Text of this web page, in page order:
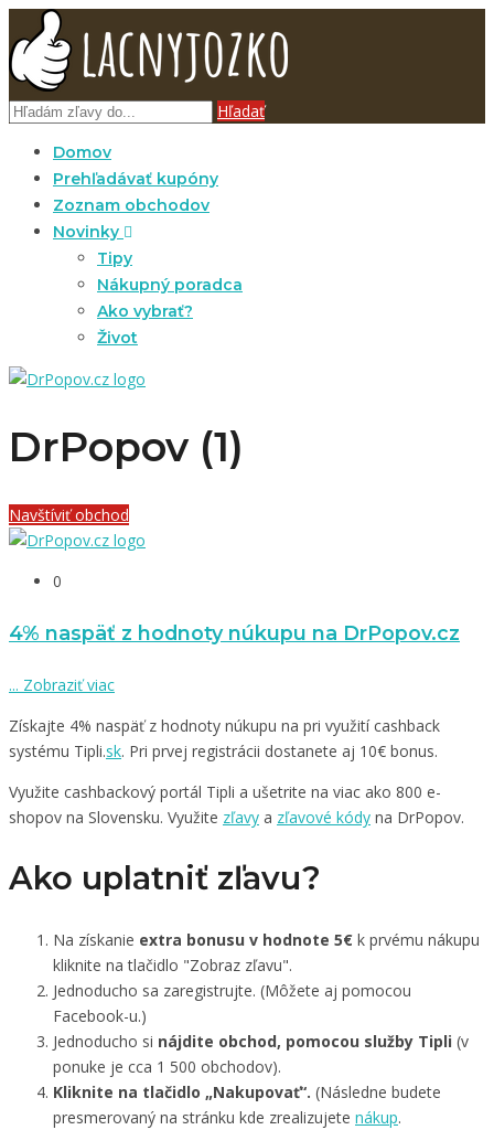
Hľadať
Domov
Prehľadávať kupóny
Zoznam obchodov
Novinky
Tipy
Nákupný poradca
Ako vybrať?
Život
DrPopov (1)
Navštíviť obchod
0
4% naspäť z hodnoty núkupu na DrPopov.cz
... Zobraziť viac
Získajte 4% naspäť z hodnoty núkupu na pri využití cashback
systému Tipli.sk. Pri prvej registrácii dostanete aj 10€ bonus.
Využite cashbackový portál Tipli a ušetrite na viac ako 800 e-
shopov na Slovensku. Využite zľavy a zľavové kódy na DrPopov.
Ako uplatniť zľavu?
Na získanie extra bonusu v hodnote 5€ k prvému nákupu
kliknite na tlačidlo "Zobraz zľavu".
Jednoducho sa zaregistrujte. (Môžete aj pomocou
Facebook-u.)
Jednoducho si nájdite obchod, pomocou služby Tipli (v
ponuke je cca 1 500 obchodov).
Kliknite na tlačidlo „Nakupovať“. (Následne budete
presmerovaný na stránku kde zrealizujete nákup.